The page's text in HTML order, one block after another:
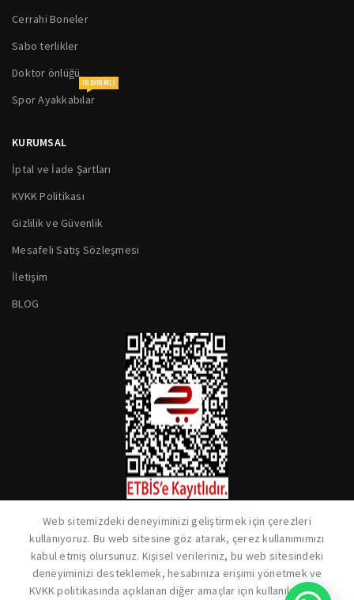
Cerrahi Boneler
Sabo terlikler
Doktor önlüğü
Spor Ayakkabılar
INDIRIMLI
KURUMSAL
İptal ve İade Şartları
KVKK Politikası
Gizlilik ve Güvenlik
Mesafeli Satış Sözleşmesi
İletişim
BLOG
Web sitemizdeki deneyiminizi geliştirmek için çerezleri
kullanıyoruz. Bu web sitesine göz atarak, çerez kullanımımızı
kabul etmiş olursunuz. Kişisel verileriniz, bu web sitesindeki
deneyiminizi desteklemek, hesabınıza erişimi yönetmek ve
KVKK politikasında açıklanan diğer amaçlar için kullanılacaktır.